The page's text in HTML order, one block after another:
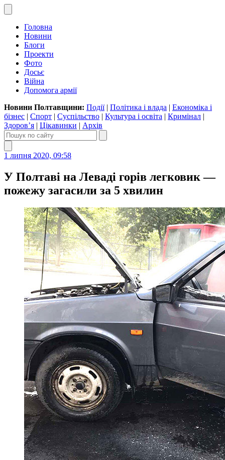
Головна
Новини
Блоги
Проекти
Фото
Досьє
Війна
Допомога армії
Новини Полтавщини: Події| Політика і влада | Економіка і
бізнес | Спорт | Суспільство | Культура і освіта | Кримінал |
Здоров’я | Цікавинки | Архів
1 липня 2020, 09:58
У Полтаві на Леваді горів легковик —
пожежу загасили за 5 хвилин